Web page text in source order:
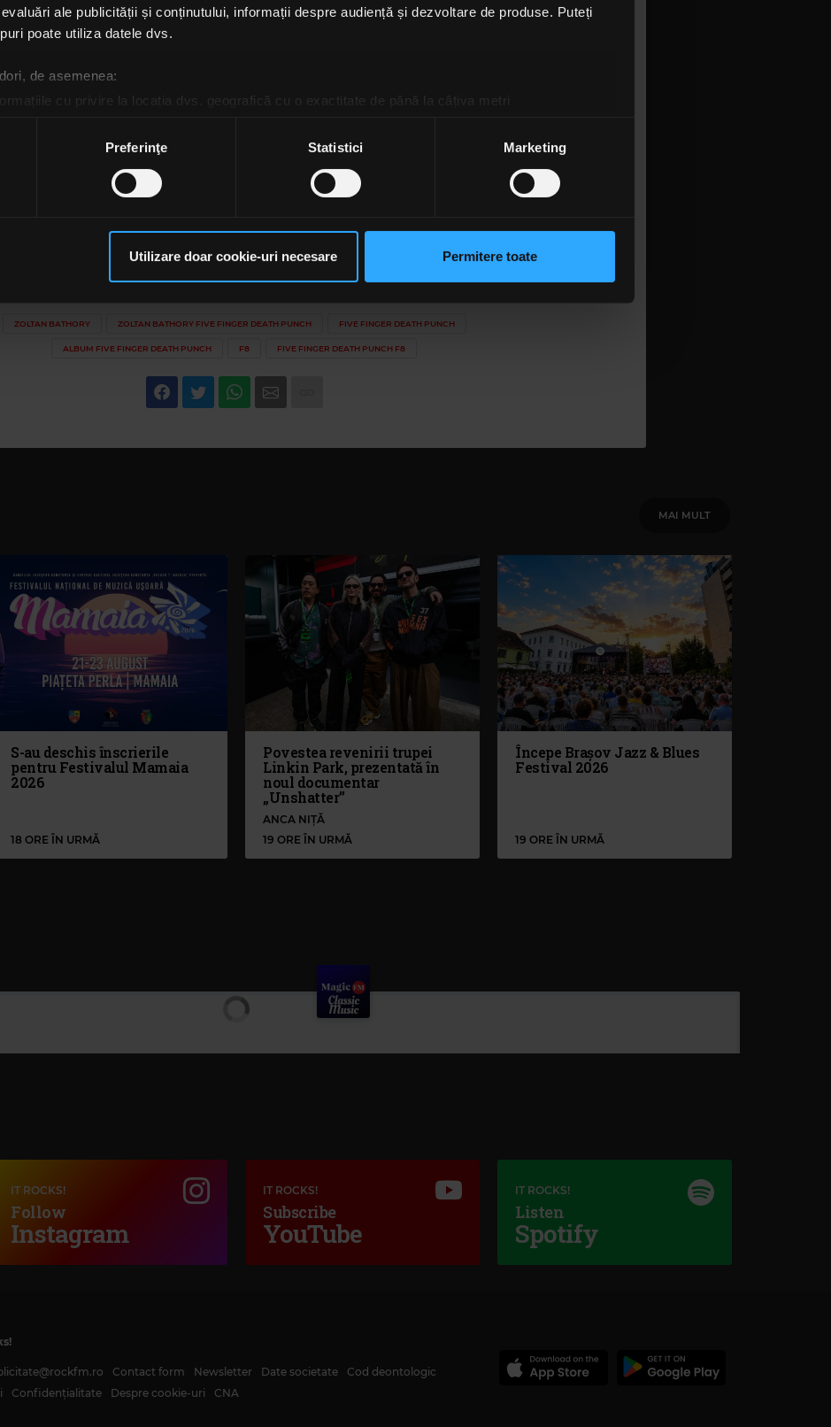
ale publicității și conținutului, informații despre audiență și dezvoltare de produse. Puteți
poate utiliza datele dvs.
de asemenea:
cu privire la locația dvs. geografică cu o exactitate de până la câțiva metri
despre procesarea datelor dvs. personale și configurați-vă preferințele la
secțiunea cu detalii
oricând acordul din Declarația despre modulele cookie.
le oferim partenerilor de rețele sociale, de publicitate și de analize informații cu privire la modul în
Aceștia le pot combina cu alte informații oferite de dvs. sau culese în urma folosirii serviciilor
Preferinţe Statistici Marketing
Utilizare doar cookie-uri necesare Permitere toate
heavy metalul a devenit un fel de rebeliune, mai ales că Guvernul
genului. „Trupele din generația dinaintea alei mele trebuiau să
mea voia să ardă totul din temelii. Asta era muzica perfectă”.
Death Punchau revenit cu cel de-al optulea album de studio,
, la sfârșitul lunii trecute. Cu Zoltan Bathoryam avut și noi ocazia să
Rock FM
ZOLTAN BATHORY ZOLTAN BATHORY FIVE FINGER DEATH PUNCH FIVE FINGER DEATH PUNCH
ALBUM FIVE FINGER DEATH PUNCH F8 FIVE FINGER DEATH PUNCH F8
MAI MULT
S-au deschis înscrierile
pentru Festivalul Mamaia
2026
18 ORE ÎN URMĂ
Povestea revenirii trupei
Linkin Park, prezentată în
noul documentar
„Unshatter”
ANCA NIȚĂ
19 ORE ÎN URMĂ
Începe Brașov Jazz & Blues
Festival 2026
19 ORE ÎN URMĂ
IT ROCKS!
Follow
Instagram
IT ROCKS!
Subscribe
YouTube
IT ROCKS!
Listen
Spotify
Contact form Newsletter Date societate
Cod deontologic
Confidențialitate Despre cookie-uri CNA